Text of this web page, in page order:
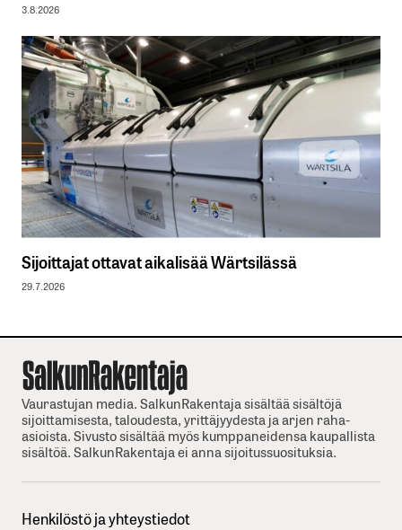
3.8.2026
Sijoittajat ottavat aikalisää Wärtsilässä
29.7.2026
Vaurastujan media. SalkunRakentaja sisältää sisältöjä
sijoittamisesta, taloudesta, yrittäjyydesta ja arjen raha-
asioista. Sivusto sisältää myös kumppaneidensa kaupallista
sisältöä. SalkunRakentaja ei anna sijoitussuosituksia.
Henkilöstö ja yhteystiedot